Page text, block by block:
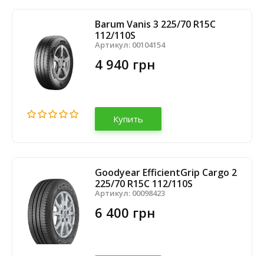
Barum Vanis 3 225/70 R15C
112/110S
Артикул: 00104154
4 940 грн
Купить
Goodyear EfficientGrip Cargo 2
225/70 R15C 112/110S
Артикул: 00098423
6 400 грн